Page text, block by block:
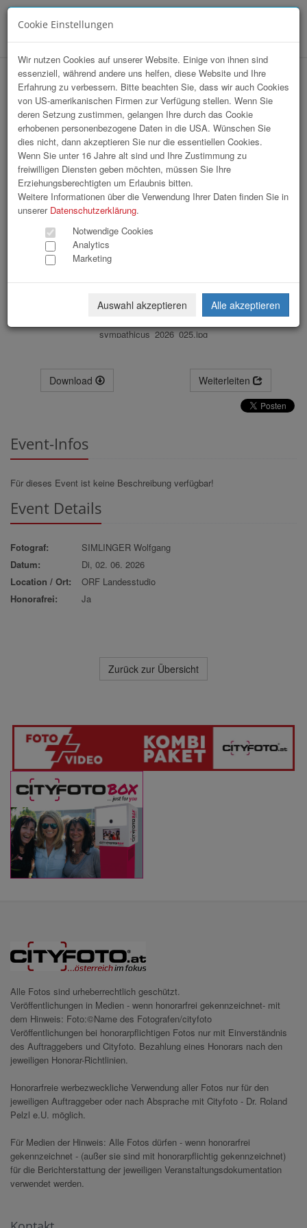
Tips Sympathicus 2026
sympathicus_2026_025.jpg
Download Weiterleiten
Event-Infos
Für dieses Event ist keine Beschreibung verfügbar!
Event Details
Fotograf:
SIMLINGER Wolfgang
Datum:
Di, 02. 06. 2026
Location / Ort:
ORF Landesstudio
Honorafrei:
Ja
Zurück zur Übersicht
Alle Fotos sind urheberrechtlich geschützt.
Veröffentlichungen in Medien - wenn honorarfrei gekennzeichnet- mit
dem Hinweis: Foto:©Name des Fotografen/cityfoto
Veröffentlichungen bei honorarpflichtigen Fotos nur mit Einverständnis
des Auftraggebers und Cityfoto. Bezahlung eines Honorars nach den
jeweiligen Honorar-Richtlinien.
Honorarfreie werbezweckliche Verwendung aller Fotos nur für den
jeweiligen Auftraggeber oder nach Absprache mit Cityfoto - Dr. Roland
Pelzl e.U. möglich.
Für Medien der Hinweis: Alle Fotos dürfen - wenn honorarfrei
gekennzeichnet - (außer sie sind mit honorarpflichtig gekennzeichnet)
für die Berichterstattung der jeweiligen Veranstaltungsdokumentation
verwendet werden.
Cookie Einstellungen
Wir nutzen Cookies auf unserer Website. Einige von ihnen sind
essenziell, während andere uns helfen, diese Website und Ihre
Erfahrung zu verbessern. Bitte beachten Sie, dass wir auch Cookies
von US-amerikanischen Firmen zur Verfügung stellen. Wenn Sie
deren Setzung zustimmen, gelangen Ihre durch das Cookie
erhobenen personenbezogene Daten in die USA. Wünschen Sie
dies nicht, dann akzeptieren Sie nur die essentiellen Cookies.
Wenn Sie unter 16 Jahre alt sind und Ihre Zustimmung zu
freiwilligen Diensten geben möchten, müssen Sie Ihre
Erziehungsberechtigten um Erlaubnis bitten.
Weitere Informationen über die Verwendung Ihrer Daten finden Sie in
unserer Datenschutzerklärung.
Notwendige Cookies
Analytics
Marketing
Auswahl akzeptieren Alle akzeptieren